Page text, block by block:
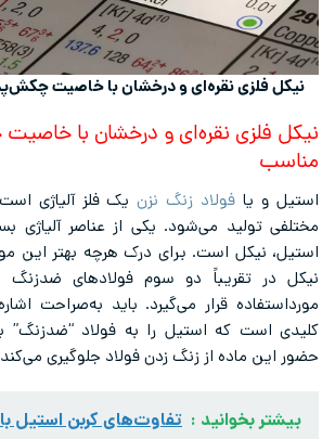
نیکل فلزی نقره‌ای و درخشان با خاصیت
نیکل فلزی نقره‌ای و درخشان با
مناسب
استیل و یا فولاد زنگ نزنیک فلز آلیاژی
مختلفی تولید می‌شود. یکی از عناصر آلیاژی
استیل، نیکل است. برای درک هرچه بهتر این
نیکل در تقریباً دو سوم فولادهای ضدزنگ
مورداستفاده قرار می‌گیرد. باید به‌صراحت
کلیدی است که استیل را به فولاد “ضدزنگ”
حضور این ماده از زنگ زدن فولاد جلوگیری
بیشتر بخوانید : تفاوت‌های کربن استیل